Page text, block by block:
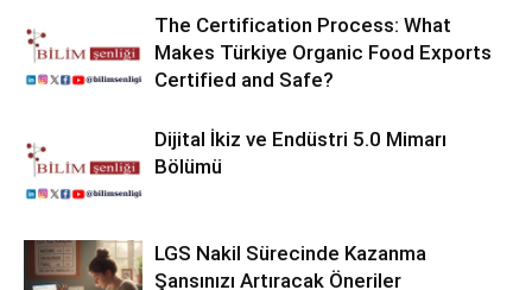
The Certification Process: What
Makes Türkiye Organic Food Exports
Certified and Safe?
Dijital İkiz ve Endüstri 5.0 Mimarı
Bölümü
LGS Nakil Sürecinde Kazanma
Şansınızı Artıracak Öneriler